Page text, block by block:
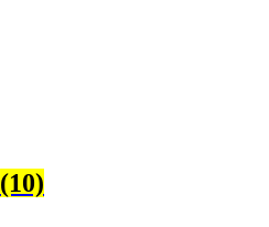
(10)